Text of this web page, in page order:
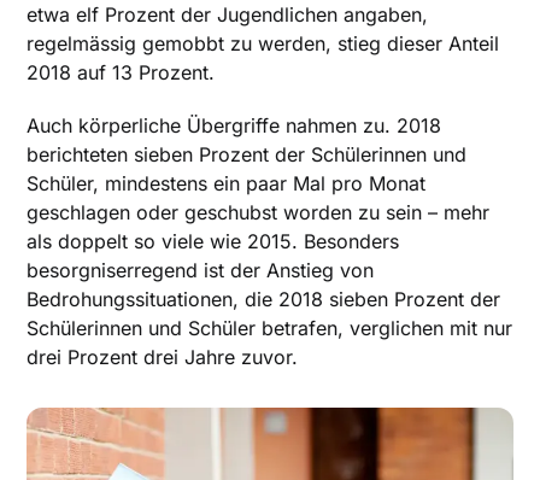
etwa elf Prozent der Jugendlichen angaben,
regelmässig gemobbt zu werden, stieg dieser Anteil
2018 auf 13 Prozent.
Auch körperliche Übergriffe nahmen zu. 2018
berichteten sieben Prozent der Schülerinnen und
Schüler, mindestens ein paar Mal pro Monat
geschlagen oder geschubst worden zu sein – mehr
als doppelt so viele wie 2015. Besonders
besorgniserregend ist der Anstieg von
Bedrohungssituationen, die 2018 sieben Prozent der
Schülerinnen und Schüler betrafen, verglichen mit nur
drei Prozent drei Jahre zuvor.